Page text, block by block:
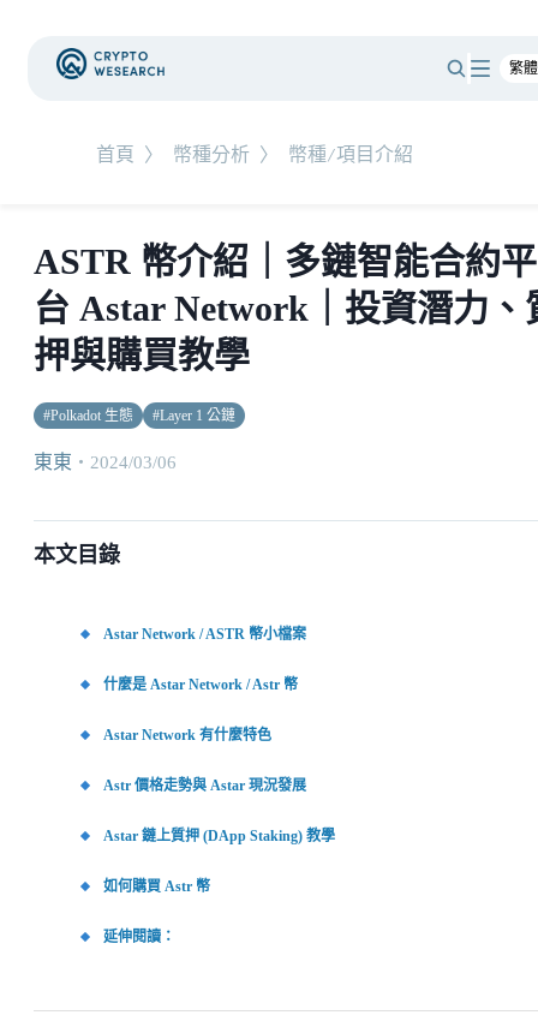
首頁 〉 幣種分析 〉 幣種/項目介紹
ASTR 幣介紹｜多鏈智能合約平
台 Astar Network｜投資潛力、
押與購買教學
#Polkadot 生態 #Layer 1 公鏈
東東 ・ 2024/03/06
本文目錄
Astar Network / ASTR 幣小檔案
什麼是 Astar Network / Astr 幣
Astar Network 有什麼特色
Astr 價格走勢與 Astar 現況發展
Astar 鏈上質押 (DApp Staking) 教學
如何購買 Astr 幣
延伸閱讀：